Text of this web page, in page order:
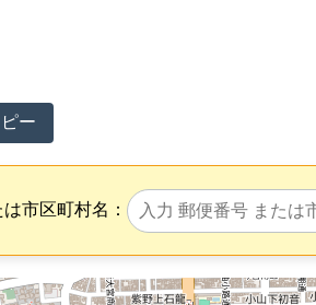
ー
市区町村名：